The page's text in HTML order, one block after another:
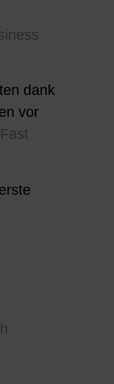
dank
vor
Fast